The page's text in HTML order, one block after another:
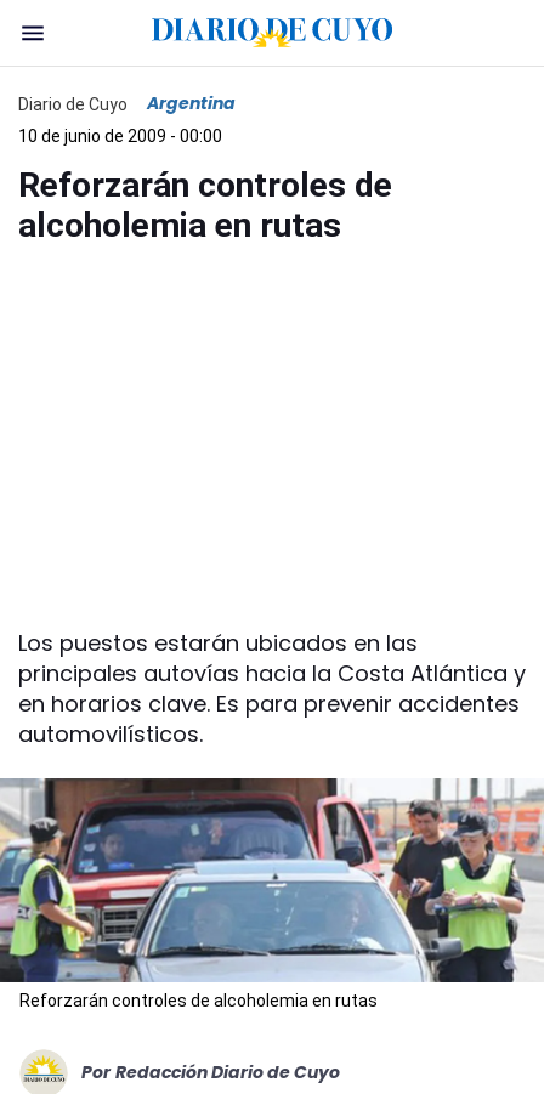
Diario de Cuyo Argentina
10 de junio de 2009 - 00:00
Reforzarán controles de
alcoholemia en rutas
Los puestos estarán ubicados en las
principales autovías hacia la Costa Atlántica y
en horarios clave. Es para prevenir accidentes
automovilísticos.
Reforzarán controles de alcoholemia en rutas
Por Redacción Diario de Cuyo